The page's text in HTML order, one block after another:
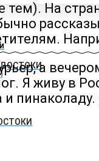
тем). На
а
Я живу в
и